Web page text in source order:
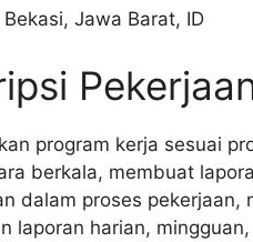
, Jawa Barat, ID
program kerja sesuai
berkala, membuat
dalam proses pekerjaan,
laporan harian,